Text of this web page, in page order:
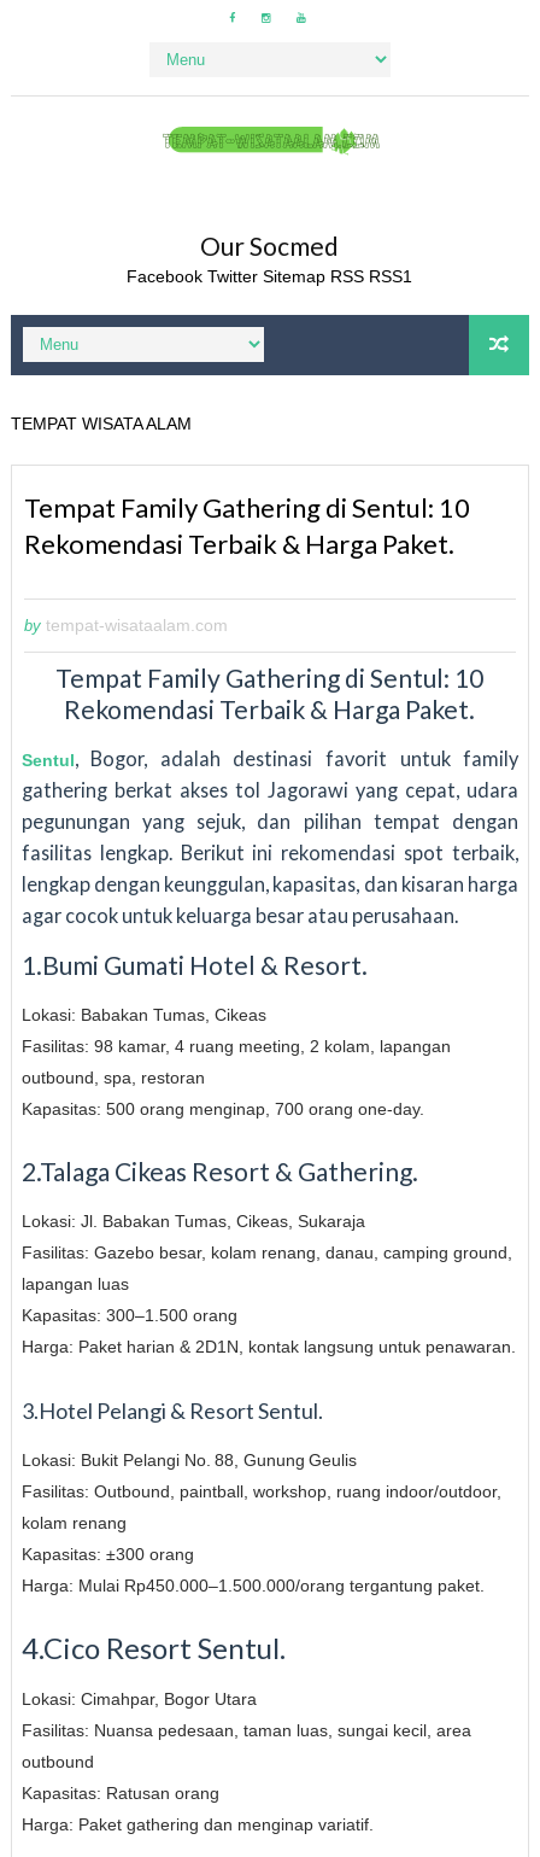
Our Socmed
Facebook TwitterSitemap RSS RSS1
TEMPAT WISATA ALAM
Tempat Family Gathering di Sentul: 10
Rekomendasi Terbaik & Harga Paket.
by tempat-wisataalam.com
Tempat Family Gathering di Sentul: 10
Rekomendasi Terbaik & Harga Paket.
Sentul, Bogor, adalah destinasi favorit untuk family
gathering berkat akses tol Jagorawi yang cepat, udara
pegunungan yang sejuk, dan pilihan tempat dengan
fasilitas lengkap. Berikut ini rekomendasi spot terbaik,
lengkap dengan keunggulan, kapasitas, dan kisaran harga
agar cocok untuk keluarga besar atau perusahaan.
1.Bumi Gumati Hotel & Resort.
Lokasi: Babakan Tumas, Cikeas
Fasilitas: 98 kamar, 4 ruang meeting, 2 kolam, lapangan
outbound, spa, restoran
Kapasitas: 500 orang menginap, 700 orang one-day.
2.Talaga Cikeas Resort & Gathering.
Lokasi: Jl. Babakan Tumas, Cikeas, Sukaraja
Fasilitas: Gazebo besar, kolam renang, danau, camping ground,
lapangan luas
Kapasitas: 300–1.500 orang
Harga: Paket harian & 2D1N, kontak langsung untuk penawaran.
3.Hotel Pelangi & Resort Sentul.
Lokasi: Bukit Pelangi No. 88, Gunung Geulis
Fasilitas: Outbound, paintball, workshop, ruang indoor/outdoor,
kolam renang
Kapasitas: ±300 orang
Harga: Mulai Rp450.000–1.500.000/orang tergantung paket.
4.Cico Resort Sentul.
Lokasi: Cimahpar, Bogor Utara
Fasilitas: Nuansa pedesaan, taman luas, sungai kecil, area
outbound
Kapasitas: Ratusan orang
Harga: Paket gathering dan menginap variatif.